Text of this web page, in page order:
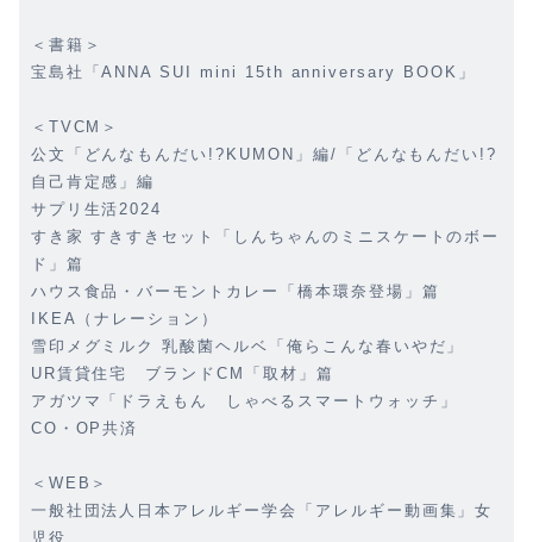
＜書籍＞
宝島社「ANNA SUI mini 15th anniversary BOOK」
＜TVCM＞
公文「どんなもんだい!?KUMON」編/「どんなもんだい!?
自己肯定感」編
サプリ生活2024
すき家 すきすきセット「しんちゃんのミニスケートのボー
ド」篇
ハウス食品・バーモントカレー「橋本環奈登場」篇
IKEA（ナレーション）
雪印メグミルク 乳酸菌ヘルベ「俺らこんな春いやだ」
UR賃貸住宅 ブランドCM「取材」篇
アガツマ「ドラえもん しゃべるスマートウォッチ」
CO・OP共済
＜WEB＞
一般社団法人日本アレルギー学会「アレルギー動画集」女
児役